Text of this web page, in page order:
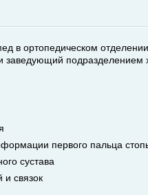
в ортопедическом
подразделением
первого пальца
сустава
и связок